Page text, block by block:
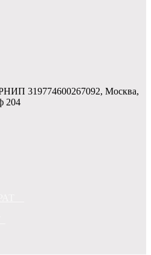
319774600267092, Москва,
204